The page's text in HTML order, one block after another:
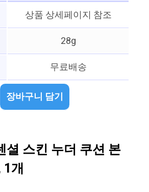
상품 상세페이지 참조
28g
무료배송
장바구니 담기
셜 스킨 누더 쿠션 본
개